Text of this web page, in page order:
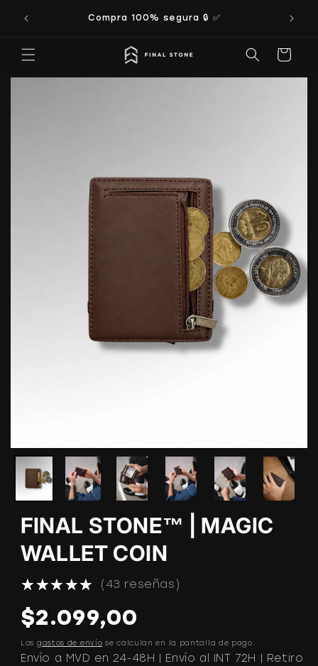
directamente
Compra 100% segura 🔒 ✅
Carrito
FINAL STONE™ | MAGIC
WALLET COIN
43 reseñas
Precio
habitual
$2.099,00
Los gastos de envío se calculan en la pantalla de pago.
Envío a MVD en 24-48H | Envío al INT 72H | Retiro